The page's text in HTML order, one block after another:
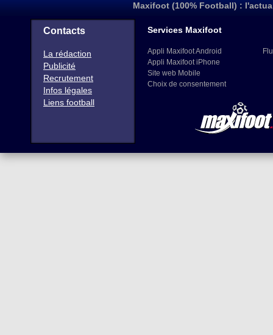
Maxifoot (100% Football) :
Contacts
La rédaction
Publicité
Recrutement
Infos légales
Liens football
Services Maxifoot
Appli Maxifoot Android
Appli Maxifoot iPhone
Site web Mobile
Choix de consentement